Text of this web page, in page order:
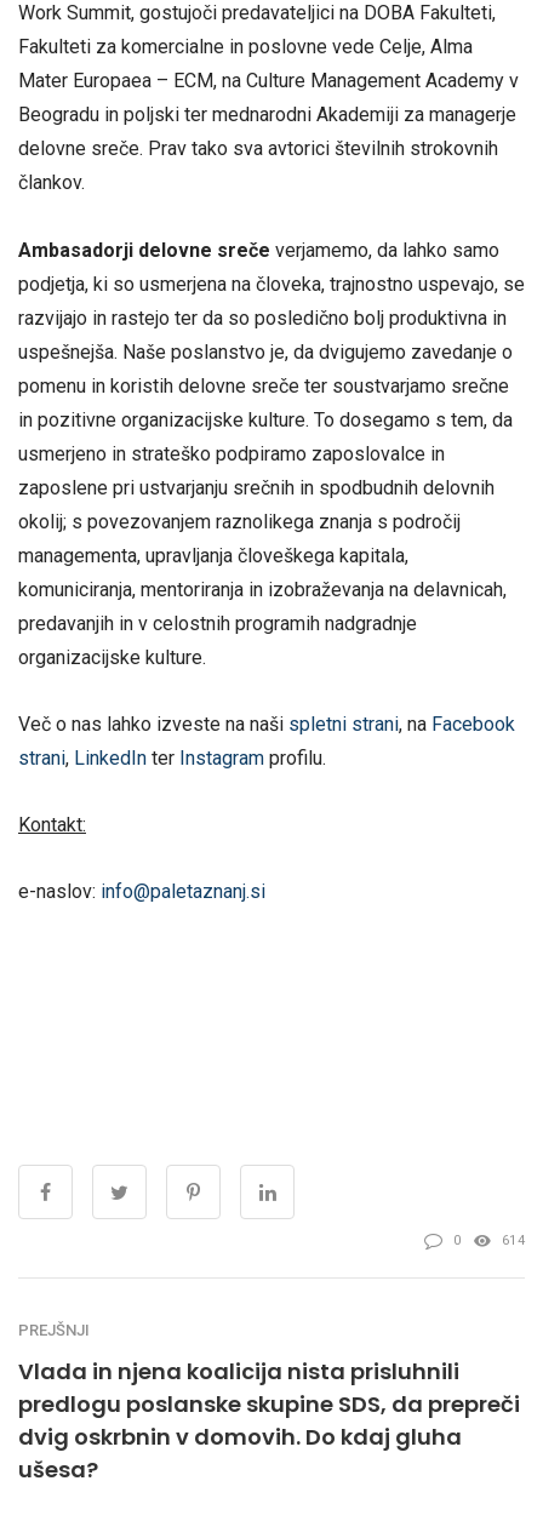
Work Summit, gostujoči predavateljici na DOBA Fakulteti,
Fakulteti za komercialne in poslovne vede Celje, Alma
Mater Europaea – ECM, na Culture Management Academy v
Beogradu in poljski ter mednarodni Akademiji za managerje
delovne sreče. Prav tako sva avtorici številnih strokovnih
člankov.
Ambasadorji delovne sreče verjamemo, da lahko samo
podjetja, ki so usmerjena na človeka, trajnostno uspevajo, se
razvijajo in rastejo ter da so posledično bolj produktivna in
uspešnejša. Naše poslanstvo je, da dvigujemo zavedanje o
pomenu in koristih delovne sreče ter soustvarjamo srečne
in pozitivne organizacijske kulture. To dosegamo s tem, da
usmerjeno in strateško podpiramo zaposlovalce in
zaposlene pri ustvarjanju srečnih in spodbudnih delovnih
okolij; s povezovanjem raznolikega znanja s področij
managementa, upravljanja človeškega kapitala,
komuniciranja, mentoriranja in izobraževanja na delavnicah,
predavanjih in v celostnih programih nadgradnje
organizacijske kulture.
Več o nas lahko izveste na naši spletni strani, na Facebook
strani, LinkedIn ter Instagram profilu.
Kontakt:
e-naslov: info@paletaznanj.si
0 614
PREJŠNJI
Vlada in njena koalicija nista prisluhnili
predlogu poslanske skupine SDS, da prepreči
dvig oskrbnin v domovih. Do kdaj gluha
ušesa?